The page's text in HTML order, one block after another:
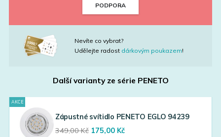
PODPORA
Nevíte co vybrat?
Udělejte radost dárkovým poukazem!
Další varianty ze série PENETO
AKCE
Zápustné svítidlo PENETO EGLO 94239
349,00Kč Original
175,00 KčCurrent